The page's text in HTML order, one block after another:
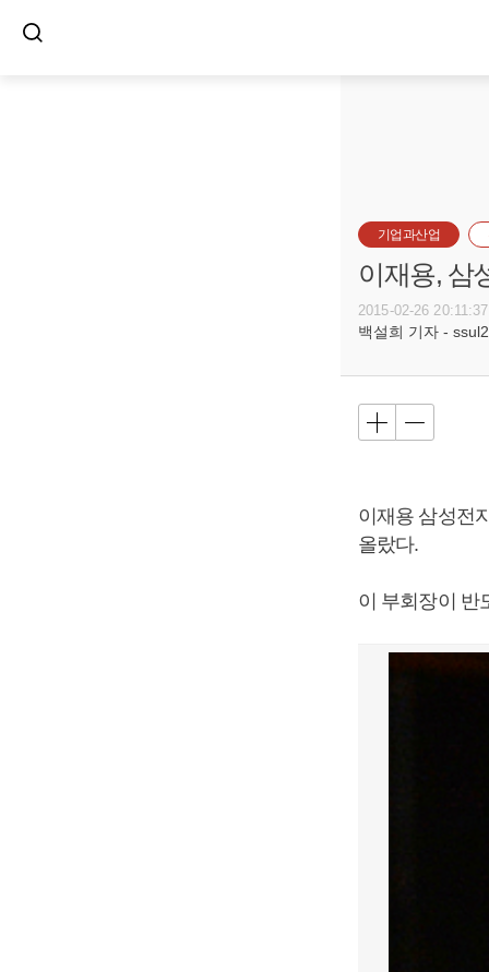
기업과산업
이재용, 삼
2015-02-26 20:11:37
백설희 기자 -
이재용 삼성전
올랐다.
이 부회장이 반